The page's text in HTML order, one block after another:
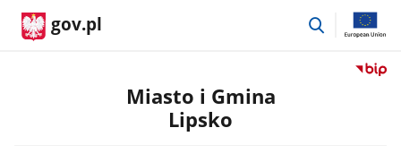
gov.pl
przejdź
Przejdź
Miasto i Gmina
Lipsko